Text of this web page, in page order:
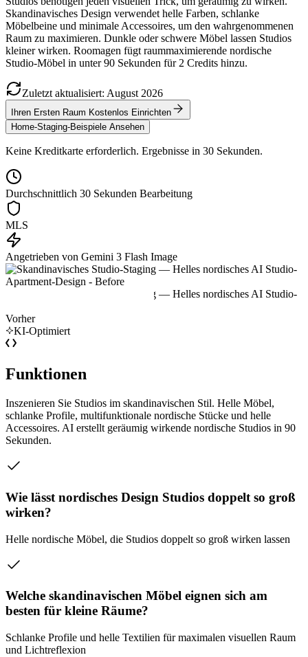
Skandinavisches Design verwendet helle Farben, schlanke
Möbelbeine und minimale Accessoires, um den wahrgenommenen
Raum zu maximieren. Dunkle oder schwere Möbel lassen Studios
kleiner wirken. Roomagen fügt raummaximierende nordische
Studio-Möbel in unter 90 Sekunden für 2 Credits hinzu.
Zuletzt aktualisiert: August 2026
Ihren Ersten Raum Kostenlos Einrichten
Home-Staging-Beispiele Ansehen
Keine Kreditkarte erforderlich. Ergebnisse in 30 Sekunden.
Durchschnittlich 30 Sekunden Bearbeitung
MLS
Angetrieben von Gemini 3 Flash Image
Vorher
KI-Optimiert
Funktionen
Inszenieren Sie Studios im skandinavischen Stil. Helle Möbel,
schlanke Profile, multifunktionale nordische Stücke und helle
Accessoires. AI erstellt geräumig wirkende nordische Studios in 90
Sekunden.
Wie lässt nordisches Design Studios doppelt so groß
wirken?
Helle nordische Möbel, die Studios doppelt so groß wirken lassen
Welche skandinavischen Möbel eignen sich am
besten für kleine Räume?
Schlanke Profile und helle Textilien für maximalen visuellen Raum
und Lichtreflexion